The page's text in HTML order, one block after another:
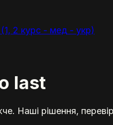
2 курс - мед - укр)
last
Наші рішення,